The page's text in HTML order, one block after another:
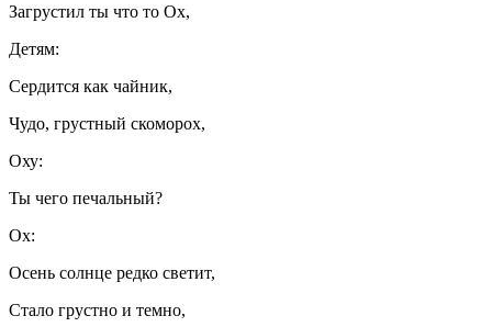
Загрустил ты что то Ох,
Детям:
Сердится как чайник,
Чудо, грустный скоморох,
Оху:
Ты чего печальный?
Ох:
Осень солнце редко светит,
Стало грустно и темно,